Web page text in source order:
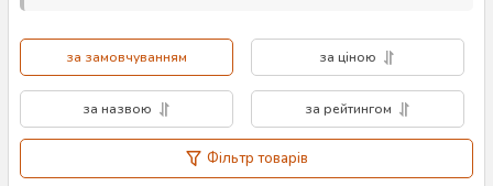
за замовчуванням за ціною
за назвою за рейтингом
Фільтр товарів